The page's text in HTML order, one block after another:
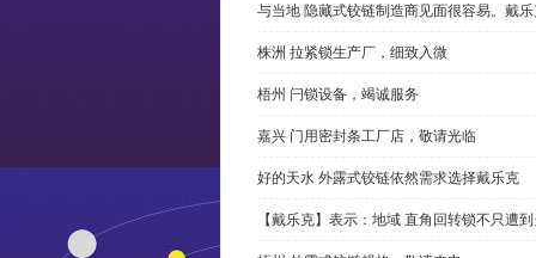
与当地 隐藏式铰链制造商见面很容易。戴
株洲 拉紧锁生产厂，细致入微
梧州 闩锁设备，竭诚服务
嘉兴 门用密封条工厂店，敬请光临
好的天水 外露式铰链依然需求选择戴乐克
【戴乐克】表示：地域 直角回转锁不只遭